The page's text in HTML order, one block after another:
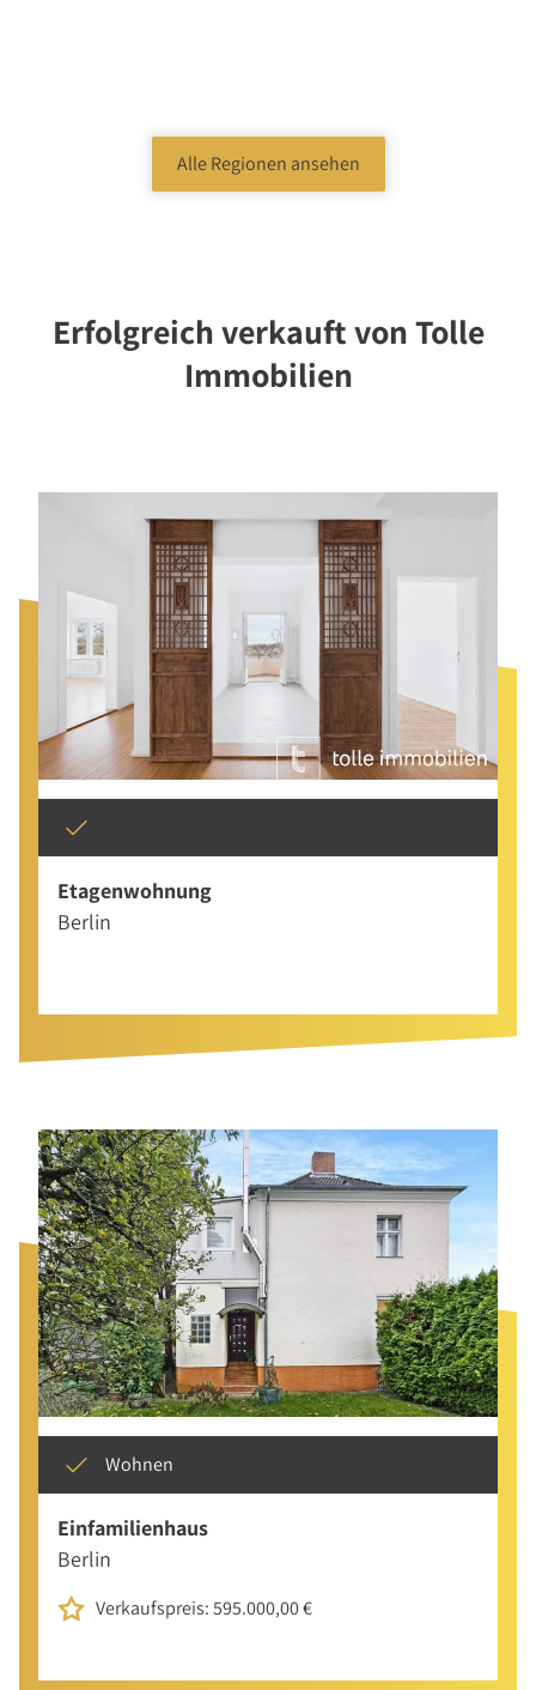
Alle Regionen ansehen
Erfolgreich verkauft von Tolle
Immobilien
Etagenwohnung
Berlin
Wohnen
Einfamilienhaus
Berlin
Verkaufspreis: 595.000,00 €